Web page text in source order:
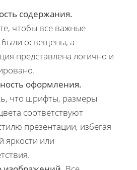
содержания.
чтобы все важные
освещены, а
представлена логично и
оформления.
что шрифты, размеры
соответствуют
презентации, избегая
яркости или